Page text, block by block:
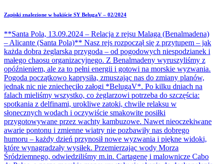
Zapiski znalezione w bakiście SY BelugaV – 02/2024
**Santa Pola, 13.09.2024 – Relacja z rejsu Malaga (Benalmadena)
– Alicante (Santa Pola)** Nasz rejs rozpoczął się z przytupem – jak
każda dobra żeglarska przygoda – od pogodowych niespodzianek i
małego chaosu organizacyjnego. Z Benalmadeny wyruszyliśmy z
opóźnieniem, ale za to pełni energii i gotowi na morskie wyzwania.
Pogoda początkowo kaprysiła, zmuszając nas do zmiany planów,
jednak nic nie zniechęciło załogi *BelugaV*. Po kilku dniach na
falach mieliśmy wszystko, co żeglarzowi potrzeba do szczęścia:
spotkania z delfinami, urokliwe zatoki, chwile relaksu w
słonecznych wodach i oczywiście smakowite posiłki
przygotowywane przez wachty kambuzowe. Nawet nieoczekiwane
awarie pontonu i zmienne wiatry nie pozbawiły nas dobrego
humoru – każdy dzień przynosił nowe wyzwania i piękne widoki,
które wynagradzały wysiłek. Przemierzając wody Morza
Śródziemnego, odwiedziliśmy m.in. Cartagenę i malownicze Cabo